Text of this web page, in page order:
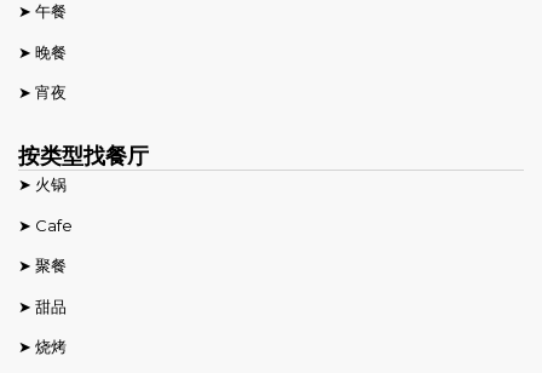
➤ 午餐
➤ 晚餐
➤ 宵夜
按类型找餐厅
➤ 火锅
➤ Cafe
➤ 聚餐
➤ 甜品
➤ 烧烤